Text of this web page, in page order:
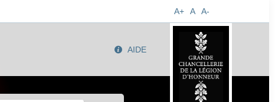
A+ A A-
AIDE